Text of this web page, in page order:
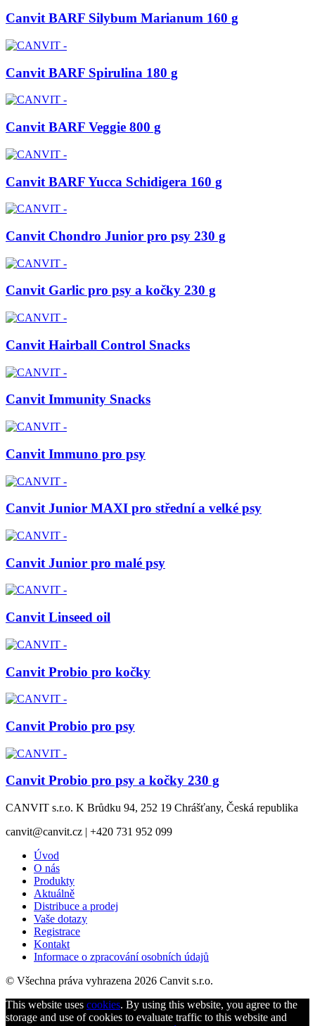
Canvit BARF Silybum Marianum 160 g
Canvit BARF Spirulina 180 g
Canvit BARF Veggie 800 g
Canvit BARF Yucca Schidigera 160 g
Canvit Chondro Junior pro psy 230 g
Canvit Garlic pro psy a kočky 230 g
Canvit Hairball Control Snacks
Canvit Immunity Snacks
Canvit Immuno pro psy
Canvit Junior MAXI pro střední a velké psy
Canvit Junior pro malé psy
Canvit Linseed oil
Canvit Probio pro kočky
Canvit Probio pro psy
Canvit Probio pro psy a kočky 230 g
CANVIT s.r.o. K Brůdku 94, 252 19 Chrášťany, Česká republika
canvit@canvit.cz | +420 731 952 099
Úvod
O nás
Produkty
Aktuálně
Distribuce a prodej
Vaše dotazy
Registrace
Kontakt
Informace o zpracování osobních údajů
© Všechna práva vyhrazena 2026 Canvit s.r.o.
This website uses cookies. By using this website, you agree to the
storage and use of cookies to evaluate traffic to this website and